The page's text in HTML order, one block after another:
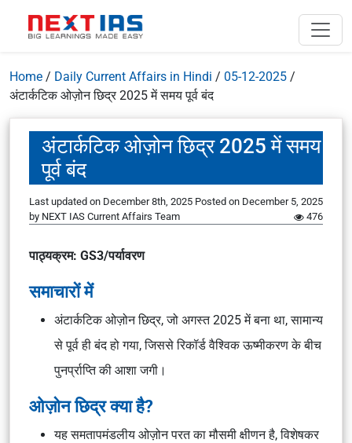
Home / Daily Current Affairs in Hindi / 05-12-2025 /
अंटार्कटिक ओज़ोन छिद्र 2025 में समय पूर्व बंद
अंटार्कटिक ओज़ोन छिद्र 2025 में समय
पूर्व बंद
Last updated on December 8th, 2025 Posted on December 5, 2025
by NEXT IAS Current Affairs Team 476
पाठ्यक्रम: GS3/पर्यावरण
समाचारों में
अंटार्कटिक ओज़ोन छिद्र, जो अगस्त 2025 में बना था, सामान्य
से पूर्व ही बंद हो गया, जिससे रिकॉर्ड वैश्विक ऊष्मीकरण के बीच
पुनर्प्राप्ति की आशा जगी।
ओज़ोन छिद्र क्या है?
यह समतापमंडलीय ओज़ोन परत का मौसमी क्षीणन है, विशेषकर